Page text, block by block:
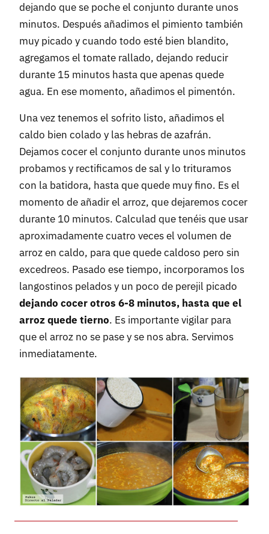
dejando que se poche el conjunto durante unos
minutos. Después añadimos el pimiento también
muy picado y cuando todo esté bien blandito,
agregamos el tomate rallado, dejando reducir
durante 15 minutos hasta que apenas quede
agua. En ese momento, añadimos el pimentón.
Una vez tenemos el sofrito listo, añadimos el
caldo bien colado y las hebras de azafrán.
Dejamos cocer el conjunto durante unos minutos
probamos y rectificamos de sal y lo trituramos
con la batidora, hasta que quede muy fino. Es el
momento de añadir el arroz, que dejaremos cocer
durante 10 minutos. Calculad que tenéis que usar
aproximadamente cuatro veces el volumen de
arroz en caldo, para que quede caldoso pero sin
excedreos. Pasado ese tiempo, incorporamos los
langostinos pelados y un poco de perejil picado
dejando cocer otros 6-8 minutos, hasta que el
arroz quede tierno. Es importante vigilar para
que el arroz no se pase y se nos abra. Servimos
inmediatamente.